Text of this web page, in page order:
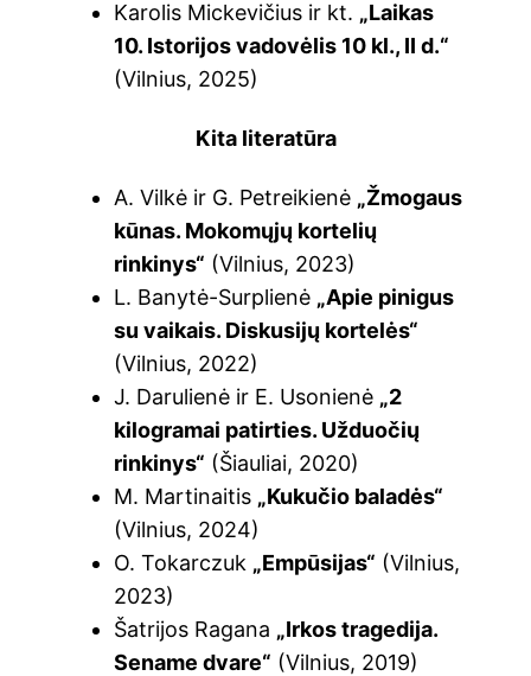
Karolis Mickevičius ir kt. „Laikas
10. Istorijos vadovėlis 10 kl., II d.“
(Vilnius, 2025)
Kita literatūra
A. Vilkė ir G. Petreikienė „Žmogaus
kūnas. Mokomųjų kortelių
rinkinys“ (Vilnius, 2023)
L. Banytė-Surplienė „Apie pinigus
su vaikais. Diskusijų kortelės“
(Vilnius, 2022)
J. Darulienė ir E. Usonienė „2
kilogramai patirties. Užduočių
rinkinys“ (Šiauliai, 2020)
M. Martinaitis „Kukučio baladės“
(Vilnius, 2024)
O. Tokarczuk „Empūsijas“ (Vilnius,
2023)
Šatrijos Ragana „Irkos tragedija.
Sename dvare“ (Vilnius, 2019)